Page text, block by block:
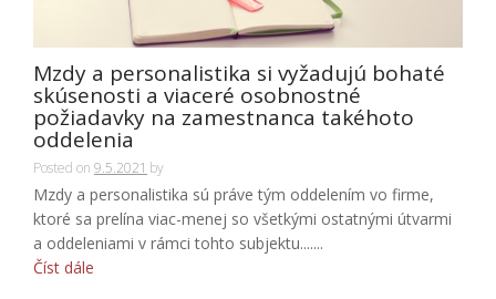
Mzdy a personalistika si vyžadujú bohaté
skúsenosti a viaceré osobnostné
požiadavky na zamestnanca takéhoto
oddelenia
Posted on 9.5.2021 by
Mzdy a personalistika sú práve tým oddelením vo firme,
ktoré sa prelína viac-menej so všetkými ostatnými útvarmi
a oddeleniami v rámci tohto subjektu.......
Číst dále